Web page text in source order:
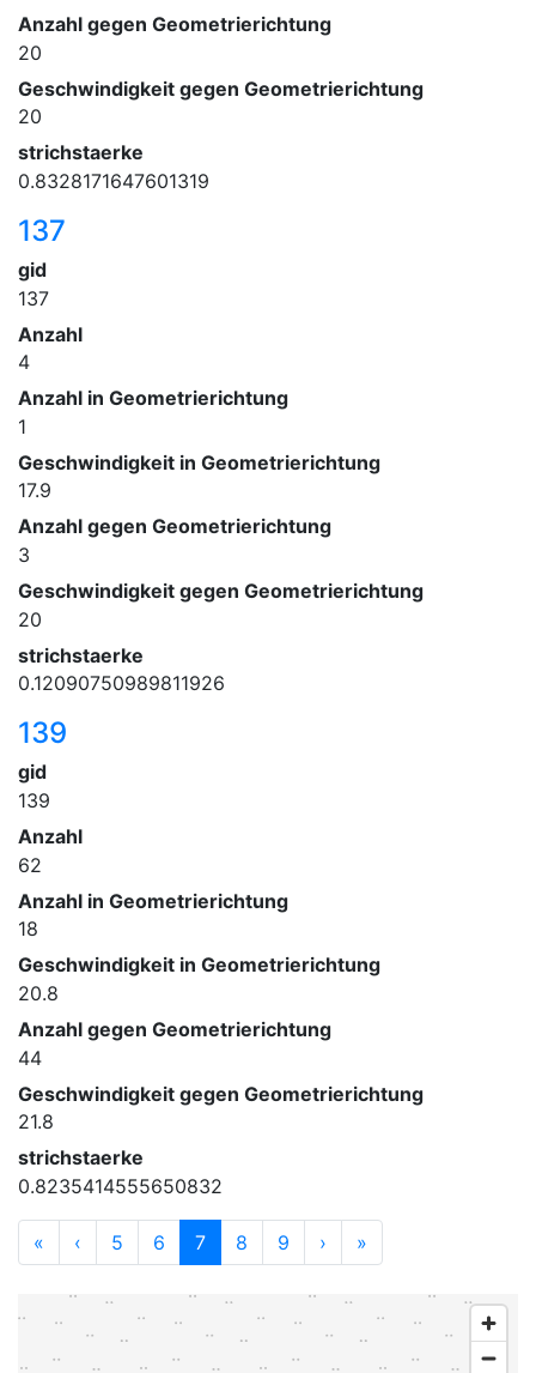
Anzahl gegen Geometrierichtung
20
Geschwindigkeit gegen Geometrierichtung
20
strichstaerke
0.8328171647601319
137
gid
137
Anzahl
4
Anzahl in Geometrierichtung
1
Geschwindigkeit in Geometrierichtung
17.9
Anzahl gegen Geometrierichtung
3
Geschwindigkeit gegen Geometrierichtung
20
strichstaerke
0.12090750989811926
139
gid
139
Anzahl
62
Anzahl in Geometrierichtung
18
Geschwindigkeit in Geometrierichtung
20.8
Anzahl gegen Geometrierichtung
44
Geschwindigkeit gegen Geometrierichtung
21.8
strichstaerke
0.8235414555650832
« ‹ 5 6 7 8 9 › »